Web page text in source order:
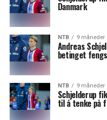
Danmark
NTB 9 måneder
Andreas
betinget
NTB 9 måneder
Schjelderup
til å tenke på